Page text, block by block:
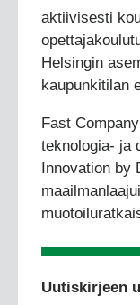
aktiivisesti
Helsingin
kaupunkitilan
Fast
teknologia- ja
Innovation by
Uutiskirjeen